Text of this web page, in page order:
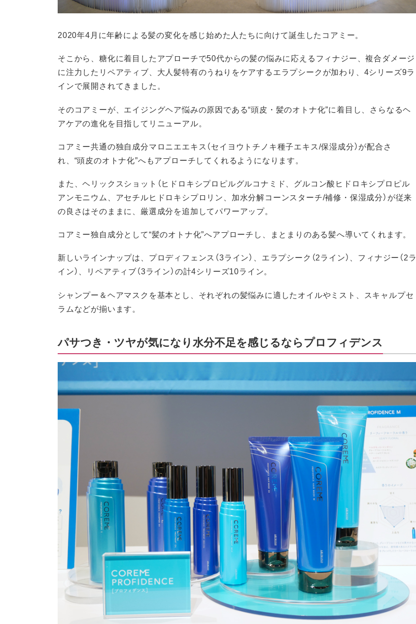
2020年4月に年齢による髪の変化を感じ始めた人たちに向けて誕生したコアミー。
そこから、糖化に着目したアプローチで50代からの髪の悩みに応えるフィナジー、複合ダメージ
に注力したリペアティブ、大人髪特有のうねりをケアするエラプシークが加わり、4シリーズ9ラ
インで展開されてきました。
そのコアミーが、エイジングヘア悩みの原因である“頭皮・髪のオトナ化”に着目し、さらなるヘ
アケアの進化を目指してリニューアル。
コアミー共通の独自成分マロニエエキス（セイヨウトチノキ種子エキス/保湿成分）が配合さ
れ、“頭皮のオトナ化”へもアプローチしてくれるようになります。
また、ヘリックスショット（ヒドロキシプロピルグルコナミド、グルコン酸ヒドロキシプロピル
アンモニウム、アセチルヒドロキシプロリン、加水分解コーンスターチ/補修・保湿成分）が従来
の良さはそのままに、厳選成分を追加してパワーアップ。
コアミー独自成分として“髪のオトナ化”へアプローチし、まとまりのある髪へ導いてくれます。
新しいラインナップは、プロディフェンス（3ライン）、エラプシーク（2ライン）、フィナジー（2ラ
イン）、リペアティブ（3ライン）の計4シリーズ10ライン。
シャンプー＆ヘアマスクを基本とし、それぞれの髪悩みに適したオイルやミスト、スキャルプセ
ラムなどが揃います。
パサつき・ツヤが気になり水分不足を感じるならプロフィデンス